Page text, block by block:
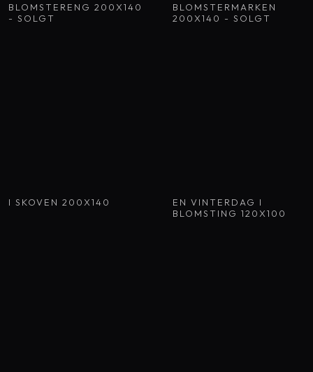
BLOMSTERENG 200X140
- SOLGT
BLOMSTERMARKEN
200X140 - SOLGT
I SKOVEN 200X140
EN VINTERDAG I
BLOMSTING 120X100